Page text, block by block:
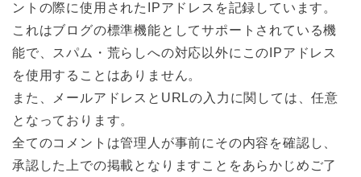
ントの際に使用されたIPアドレスを記録しています。
これはブログの標準機能としてサポートされている機
能で、スパム・荒らしへの対応以外にこのIPアドレス
を使用することはありません。
また、メールアドレスとURLの入力に関しては、任意
となっております。
全てのコメントは管理人が事前にその内容を確認し、
承認した上での掲載となりますことをあらかじめご了